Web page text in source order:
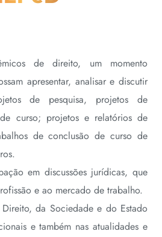
de direito, um momento
apresentar, analisar e discutir
de pesquisa, projetos de
curso; projetos e relatórios de
de conclusão de curso de
em discussões jurídicas, que
e ao mercado de trabalho.
da Sociedade e do Estado
e também nas atualidades e